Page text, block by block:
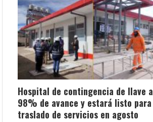
Hospital de contingencia de Ilave
98% de avance y estará listo para
traslado de servicios en agosto